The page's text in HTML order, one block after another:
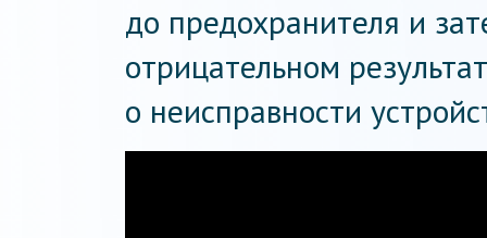
до предохранителя и
отрицательном
о неисправности